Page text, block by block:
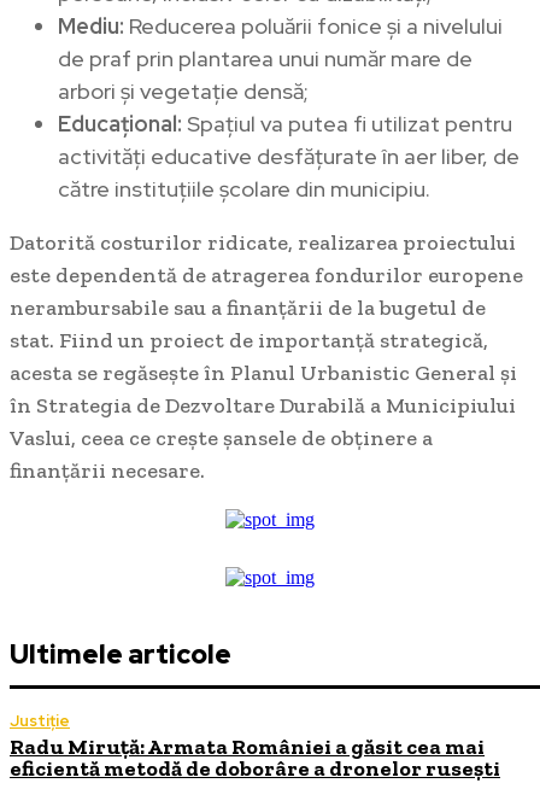
Mediu: Reducerea poluării fonice și a nivelului
de praf prin plantarea unui număr mare de
arbori și vegetație densă;
Educațional: Spațiul va putea fi utilizat pentru
activități educative desfățurate în aer liber, de
către instituțiile școlare din municipiu.
Datorită costurilor ridicate, realizarea proiectului
este dependentă de atragerea fondurilor europene
nerambursabile sau a finanțării de la bugetul de
stat. Fiind un proiect de importanță strategică,
acesta se regăsește în Planul Urbanistic General și
în Strategia de Dezvoltare Durabilă a Municipiului
Vaslui, ceea ce crește șansele de obținere a
finanțării necesare.
Ultimele articole
Justiție
Radu Miruță: Armata României a găsit cea mai
eficientă metodă de doborâre a dronelor rusești